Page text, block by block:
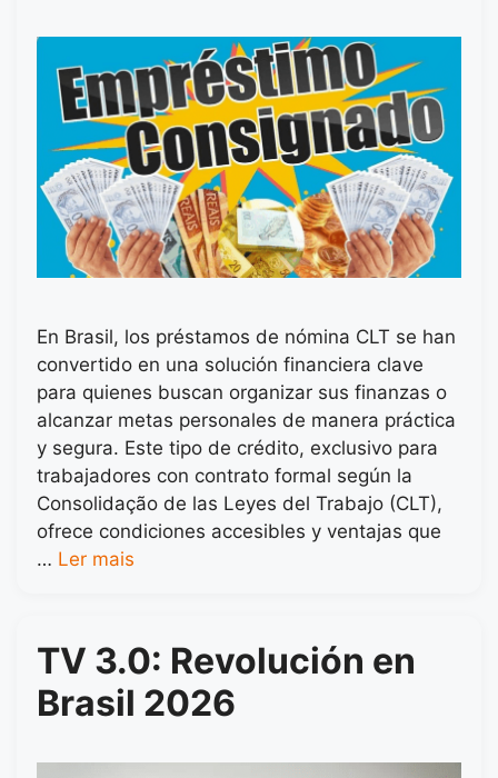
En Brasil, los préstamos de nómina CLT se han
convertido en una solución financiera clave
para quienes buscan organizar sus finanzas o
alcanzar metas personales de manera práctica
y segura. Este tipo de crédito, exclusivo para
trabajadores con contrato formal según la
Consolidação de las Leyes del Trabajo (CLT),
ofrece condiciones accesibles y ventajas que
… Ler mais
TV 3.0: Revolución en
Brasil 2026